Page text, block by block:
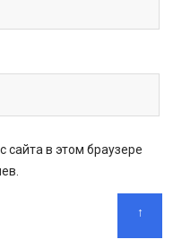
сайта в этом браузере
↑